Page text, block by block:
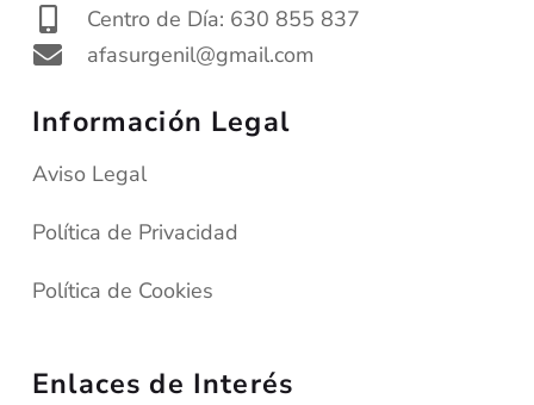
Centro de Día: 630 855 837
afasurgenil@gmail.com
Información Legal
Aviso Legal
Política de Privacidad
Política de Cookies
Enlaces de Interés